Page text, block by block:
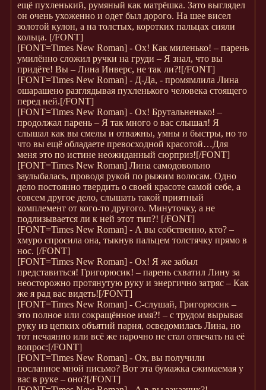
ещё пухленький, румяный как матрёшка. Зато выглядел
он очень ухоженно и одет был дорого. На шее висел
золотой кулон, а на толстых, коротких пальцах сияли
кольца. [/FONT]
[FONT=Times New Roman] - Ох! Как миленько! – парень
умилённо сложил ручки на груди – Я знал, что вы
придёте! Вы – Лина Инверс, не так ли?![/FONT]
[FONT=Times New Roman] - Д-Да, - промямлила Лина
ошарашено разглядывая пухленького человека стоящего
перед ней.[/FONT]
[FONT=Times New Roman] - Ох! Брутальненько! –
продолжал парень – Я так много о вас слышал! Я
слышал как вы смелы и отважны, умны и быстры, но то
что вы ещё обладаете превосходной красотой…Для
меня это по истине неожиданный сюрприз![/FONT]
[FONT=Times New Roman] Лина самодовольно
заулыбалась, проводя рукой по рыжим волосам. Одно
дело постоянно твердить о своей красоте самой себе, а
совсем другое дело, слышать такой приятный
комплемент от кого-то другого. Минуточку, а не
подлизывается ли к ней этот тип?! [/FONT]
[FONT=Times New Roman] - А вы собственно, кто? –
хмуро спросила она, тыкнув пальцем толстячку прямо в
нос. [/FONT]
[FONT=Times New Roman] - Ох! Я же забыл
представиться! Григорюсик! – парень схватил Лину за
неосторожно протянутую руку и энергично затряс – Как
же я рад вас видеть![/FONT]
[FONT=Times New Roman] - С-слушай, Григорюсик –
это полное или сокращённое имя?! – с трудом вырывая
руку из цепких объятий парня, осведомилась Лина, но
тот нечаянно или всё же нарочно не стал отвечать на её
вопрос:[/FONT]
[FONT=Times New Roman] - Ох, вы получили
посланное мной письмо? Вот эта бумажка сжимаемая у
вас в руке – оно?[/FONT]